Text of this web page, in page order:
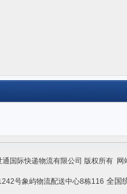
国际快递物流有限公司 版权所有 网
号象屿物流配送中心8栋116 全国